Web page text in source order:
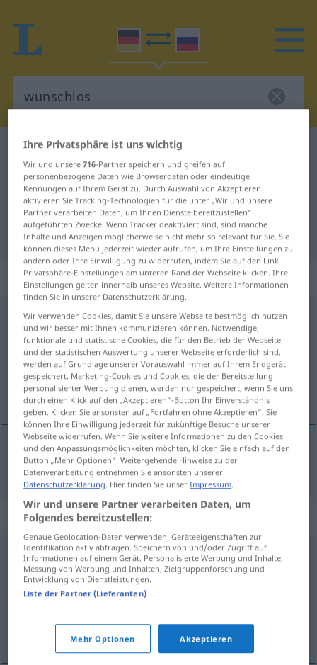
Deutsch-Russisch Wörterbuch
Deutsch-Russisch Übersetzung für
"wunschlos"
"wunschlos" Russisch Übersetzung
„wunschlos“: Adjektiv
wunschlosadj
Übersicht aller Übersetzungen
(Für mehr Details die Übersetzung anklicken/antippen)
не имеющий желаний
имеющийжеланий wunschlos
„wunschlos“: Adverb
wunschlosadv
Übersicht aller Übersetzungen
(Für mehr Details die Übersetzung anklicken/antippen)
ему больше ничего не надо
Ihre Privatsphäre ist uns wichtig
Wir und unsere716-Partner speichern und greifen auf
personenbezogene Daten wie Browserdaten oder eindeutige
Kennungen auf Ihrem Gerät zu. Durch Auswahl von Akzeptieren
aktivieren Sie Tracking-Technologien für die unter „Wir und unsere
Partner verarbeiten Daten, um Ihnen Dienste bereitzustellen“
aufgeführten Zwecke. Wenn Tracker deaktiviert sind, sind manche
Inhalte und Anzeigen möglicherweise nicht mehr so relevant für Sie. Sie
können dieses Menü jederzeit wieder aufrufen, um Ihre Einstellungen zu
ändern oder Ihre Einwilligung zu widerrufen, indem Sie auf den Link
Privatsphäre-Einstellungen am unteren Rand der Webseite klicken. Ihre
Einstellungen gelten innerhalb unseres Website. Weitere Informationen
finden Sie in unserer Datenschutzerklärung.
Wir verwenden Cookies, damit Sie unsere Webseite bestmöglich nutzen
und wir besser mit Ihnen kommunizieren können. Notwendige,
funktionale und statistische Cookies, die für den Betrieb der Webseite
und der statistischen Auswertung unserer Webseite erforderlich sind,
werden auf Grundlage unserer Vorauswahl immer auf Ihrem Endgerät
gespeichert. Marketing-Cookies und Cookies, die der Bereitstellung
personalisierter Werbung dienen, werden nur gespeichert, wenn Sie uns
durch einen Klick auf den „Akzeptieren“-Button Ihr Einverständnis
geben. Klicken Sie ansonsten auf „Fortfahren ohne Akzeptieren“. Sie
können Ihre Einwilligung jederzeit für zukünftige Besuche unserer
Webseite widerrufen. Wenn Sie weitere Informationen zu den Cookies
und den Anpassungsmöglichkeiten möchten, klicken Sie einfach auf den
Button „Mehr Optionen“. Weitergehende Hinweise zu der
Datenverarbeitung entnehmen Sie ansonsten unserer
Datenschutzerklärung. Hier finden Sie unserImpressum.
Wir und unsere Partner verarbeiten Daten, um
Folgendes bereitzustellen:
Genaue Geolocation-Daten verwenden. Geräteeigenschaften zur
Identifikation aktiv abfragen. Speichern von und/oder Zugriff auf
Informationen auf einem Gerät. Personalisierte Werbung und Inhalte,
Messung von Werbung und Inhalten, Zielgruppenforschung und
Entwicklung von Dienstleistungen.
Liste der Partner (Lieferanten)
Mehr Optionen Akzeptieren